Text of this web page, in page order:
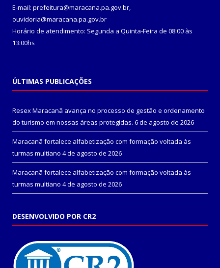
E-mail: prefeitura@maracana.pa.gov.br,
ouvidoria@maracana.pa.gov.br
Horário de atendimento: Segunda a Quinta-Feira de 08:00 às
13:00hs
ÚLTIMAS PUBLICAÇÕES
Resex Maracanã avança no processo de gestão e ordenamento
do turismo em nossas áreas protegidas. 6 de agosto de 2026
Maracanã fortalece alfabetização com formação voltada às
turmas multiano 4 de agosto de 2026
Maracanã fortalece alfabetização com formação voltada às
turmas multiano 4 de agosto de 2026
DESENVOLVIDO POR CR2